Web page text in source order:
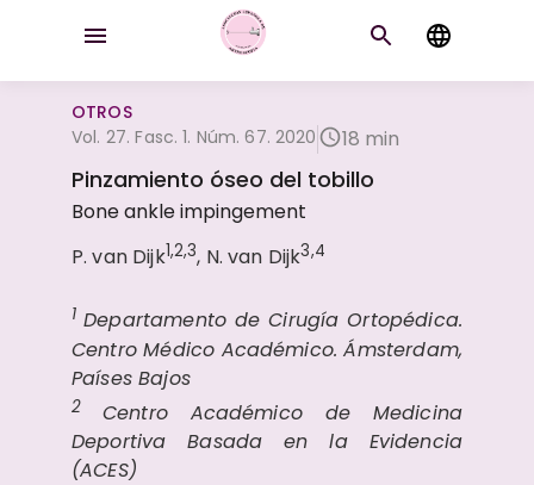
OTROS
Vol. 27. Fasc. 1. Núm. 67. 2020
18 min
Pinzamiento óseo del tobillo
Bone ankle impingement
P. van Dijk1,2,3, N. van Dijk3,4
1 Departamento de Cirugía Ortopédica.
Centro Médico Académico. Ámsterdam,
Países Bajos
2 Centro Académico de Medicina
Deportiva Basada en la Evidencia
(ACES)